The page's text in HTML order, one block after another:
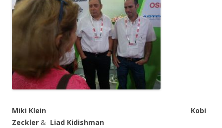
Miki Klein Kobi
Zeckler & Liad Kidishman